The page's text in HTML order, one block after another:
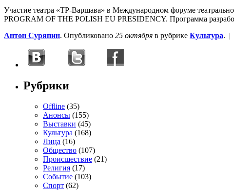
Участие театра «ТР-Варшава» в Международном форуме
PROGRAM OF THE POLISH EU PRESIDENCY. Программа
Антон Суряпин. Опубликовано 25 октября в рубрике Культура. |
Рубрики
Offline (35)
Анонсы (155)
Выставки (45)
Культура (168)
Лица (16)
Общество (107)
Происшествие (21)
Религия (17)
Событие (103)
Спорт (62)